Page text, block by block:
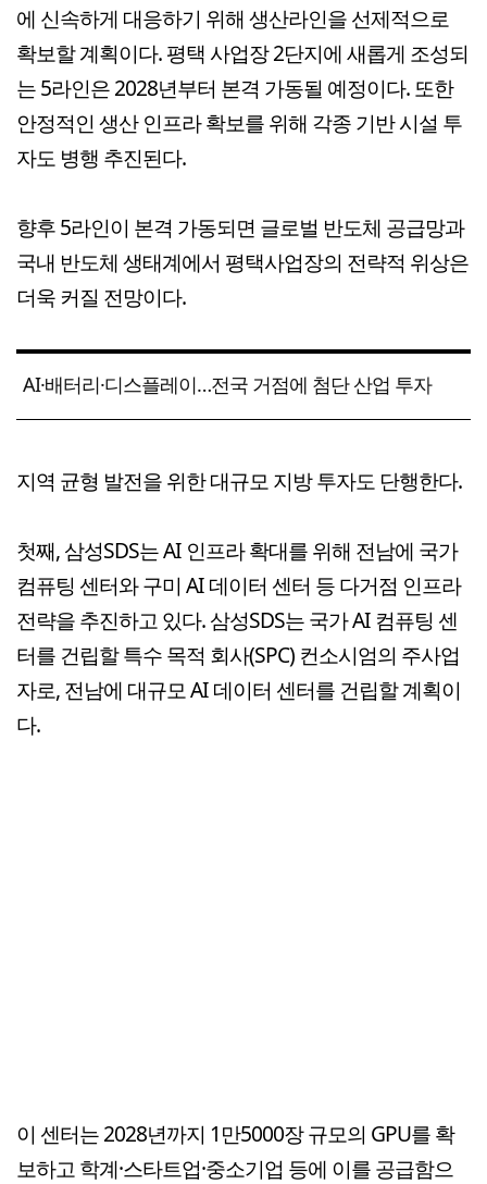
에 신속하게 대응하기 위해 생산라인을 선제적으로
확보할 계획이다. 평택 사업장 2단지에 새롭게 조성되
는 5라인은 2028년부터 본격 가동될 예정이다. 또한
안정적인 생산 인프라 확보를 위해 각종 기반 시설 투
자도 병행 추진된다.
향후 5라인이 본격 가동되면 글로벌 반도체 공급망과
국내 반도체 생태계에서 평택사업장의 전략적 위상은
더욱 커질 전망이다.
AI·배터리·디스플레이…전국 거점에 첨단 산업 투자
지역 균형 발전을 위한 대규모 지방 투자도 단행한다.
첫째, 삼성SDS는 AI 인프라 확대를 위해 전남에 국가
컴퓨팅 센터와 구미 AI 데이터 센터 등 다거점 인프라
전략을 추진하고 있다. 삼성SDS는 국가 AI 컴퓨팅 센
터를 건립할 특수 목적 회사(SPC) 컨소시엄의 주사업
자로, 전남에 대규모 AI 데이터 센터를 건립할 계획이
다.
이 센터는 2028년까지 1만5000장 규모의 GPU를 확
보하고 학계·스타트업·중소기업 등에 이를 공급함으